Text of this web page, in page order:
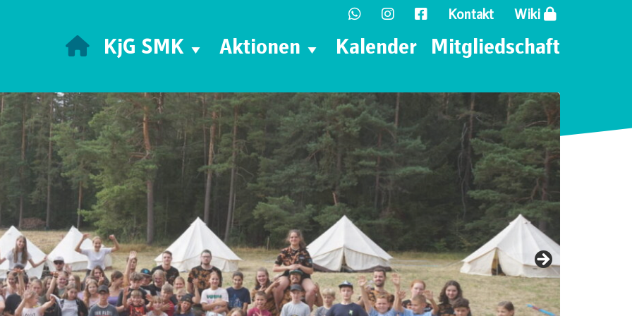
Kontakt Wiki
KjG SMK Aktionen Kalender Mitgliedschaft